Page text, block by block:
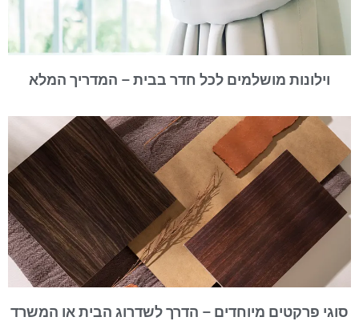
וילונות מושלמים לכל חדר בבית – המדריך המלא
סוגי פרקטים מיוחדים – הדרך לשדרוג הבית או המשרד